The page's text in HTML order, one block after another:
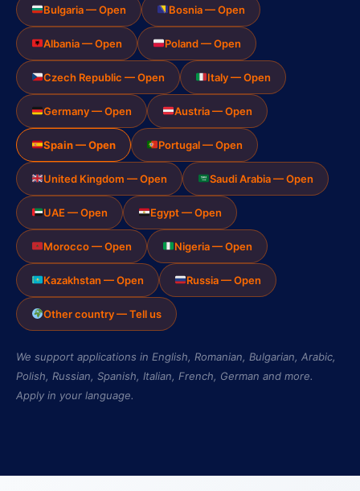
Bulgaria — Open Bosnia — Open
Albania — Open Poland — Open
Czech Republic — Open Italy — Open
Germany — Open Austria — Open
Spain — Open Portugal — Open
United Kingdom — Open Saudi Arabia — Open
UAE — Open Egypt — Open
Morocco — Open Nigeria — Open
Kazakhstan — Open Russia — Open
Other country — Tell us
We support applications in English, Romanian, Bulgarian, Arabic,
Polish, Russian, Spanish, Italian, French, German and more.
Apply in your language.